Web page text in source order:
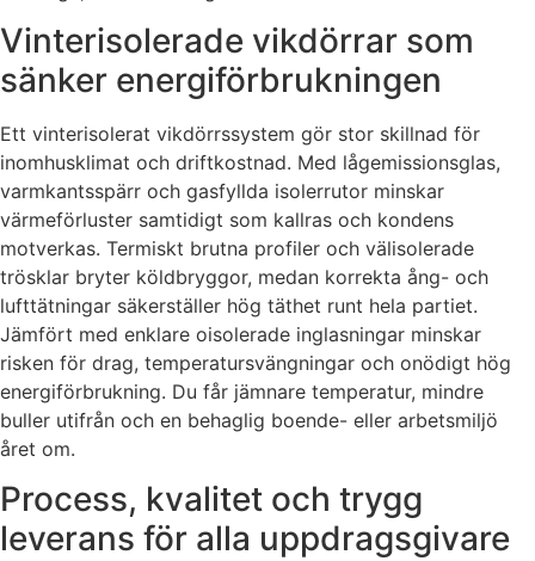
Vinterisolerade vikdörrar som
sänker energiförbrukningen
Ett vinterisolerat vikdörrssystem gör stor skillnad för
inomhusklimat och driftkostnad. Med lågemissionsglas,
varmkantsspärr och gasfyllda isolerrutor minskar
värmeförluster samtidigt som kallras och kondens
motverkas. Termiskt brutna profiler och välisolerade
trösklar bryter köldbryggor, medan korrekta ång- och
lufttätningar säkerställer hög täthet runt hela partiet.
Jämfört med enklare oisolerade inglasningar minskar
risken för drag, temperatursvängningar och onödigt hög
energiförbrukning. Du får jämnare temperatur, mindre
buller utifrån och en behaglig boende- eller arbetsmiljö
året om.
Process, kvalitet och trygg
leverans för alla uppdragsgivare